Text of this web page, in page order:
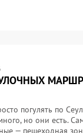
погулять по
но они есть.
— пешеходная